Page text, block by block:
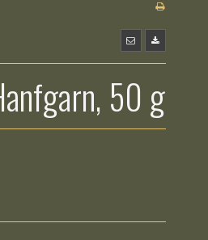
50 g